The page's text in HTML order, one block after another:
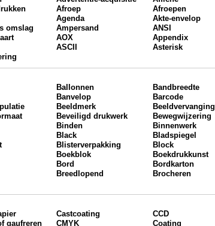
Afroep Afroepen
Agenda Akte-envelop
omslag Ampersand ANSI
AOX Appendix
ASCII Asterisk
Ballonnen Bandbreedte
Banvelop Barcode
Beeldmerk Beeldvervanging
Beveiligd drukwerk Bewegwijzering
Binden Binnenwerk
Black Bladspiegel
Blisterverpakking Block
Boekblok Boekdrukkunst
Bord Bordkarton
Breedlopend Brocheren
Castcoating CCD
gaufreren CMYK Coating